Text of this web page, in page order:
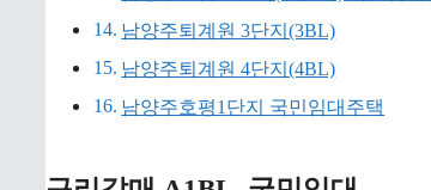
남양주퇴계원 3단지(3BL)
남양주퇴계원 4단지(4BL)
남양주호평1단지 국민임대주택